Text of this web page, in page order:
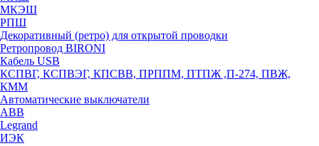
МКЭШ
РПШ
Декоративный (ретро) для открытой проводки
Ретропровод BIRONI
Кабель USB
КСПВГ, КСПВЭГ, КПСВВ, ПРППМ, ПТПЖ ,П-274, ПВЖ,
КММ
Автоматические выключатели
ABB
Legrand
ИЭК